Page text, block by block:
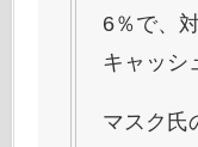
6％で、
キャッシ
マスク氏